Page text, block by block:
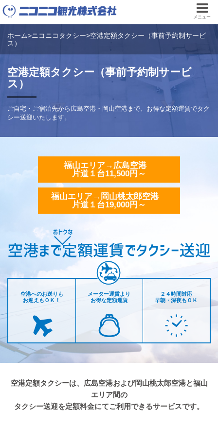
メニュー
ホーム>ニコニコタクシー>空港定額タクシー（事前予約制サービ
ス）
空港定額タクシー（事前予約制サービ
ス）
ご自宅・ご宿泊先から広島空港・岡山空港まで、お得な定額運賃でタク
シー送迎いたします。
福山エリア→広島空港
片道１台11,500円～
福山エリア→岡山桃太郎空港
片道１台19,000円～
空港へのお送りも
お迎えもＯＫ！
メーター運賃より
お得な定額運賃
２４時間対応
早朝・深夜もＯＫ
空港定額タクシーは、広島空港および岡山桃太郎空港と福山
エリア間の
タクシー送迎を定額料金にてご利用できるサービスです。